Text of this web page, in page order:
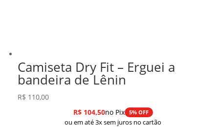
Camiseta Dry Fit – Erguei a
bandeira de Lênin
R$ 110,00
R$104,50no Pix 5% OFF
ou em até 3x sem juros no cartão